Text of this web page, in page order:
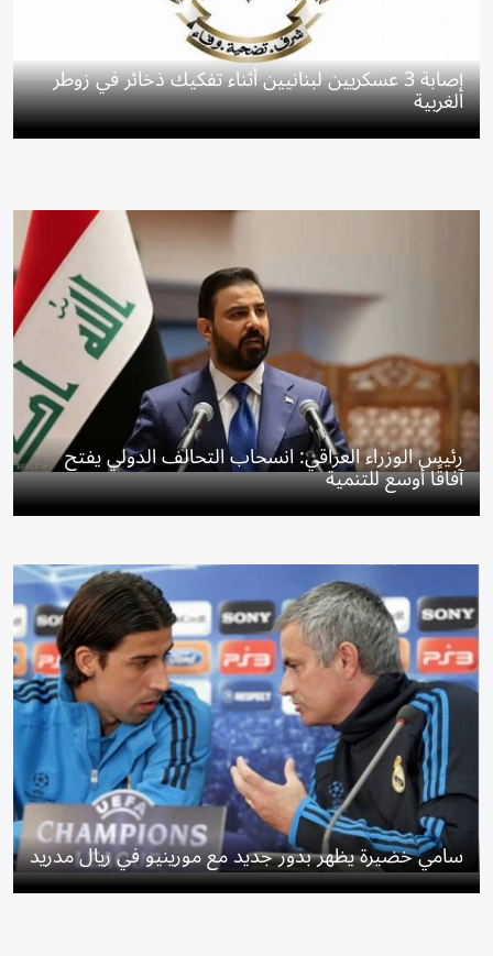
إصابة 3 عسكريين لبنانيين أثناء تفكيك ذخائر في زوطر
الغربية
رئيس الوزراء العراقي: انسحاب التحالف الدولي يفتح
آفاقًا أوسع للتنمية
سامي خضيرة يظهر بدور جديد مع مورينيو في ريال مدريد